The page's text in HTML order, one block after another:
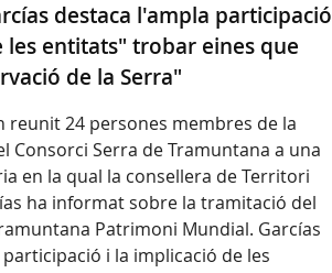
destaca l'ampla participació
les entitats" trobar eines que
de la Serra"
reunit 24 persones membres de la
Consorci Serra de Tramuntana a una
en la qual la consellera de Territori
ha informat sobre la tramitació del
Patrimoni Mundial. Garcías
i la implicació de les